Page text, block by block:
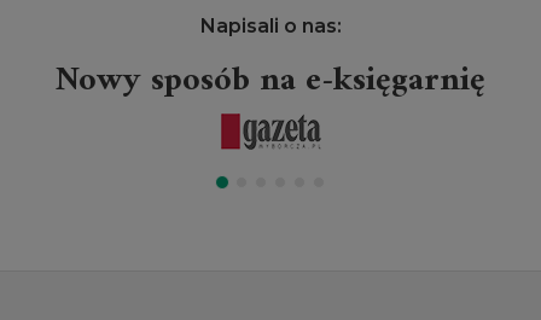
Napisali o nas:
Nowy sposób na e-księgarnię